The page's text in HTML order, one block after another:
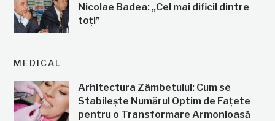
Nicolae Badea: „Cel mai dificil dintre
toți”
MEDICAL
Arhitectura Zâmbetului: Cum se
Stabilește Numărul Optim de Fațete
pentru o Transformare Armonioasă